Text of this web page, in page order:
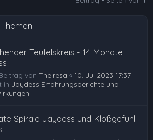
b
Teufelskreis - 14 Monate
von The.resa « 10. Jul 2023 17:37
in Jaydess Erfahrungsberichte und
Spirale Jaydess und Kloßgefühl